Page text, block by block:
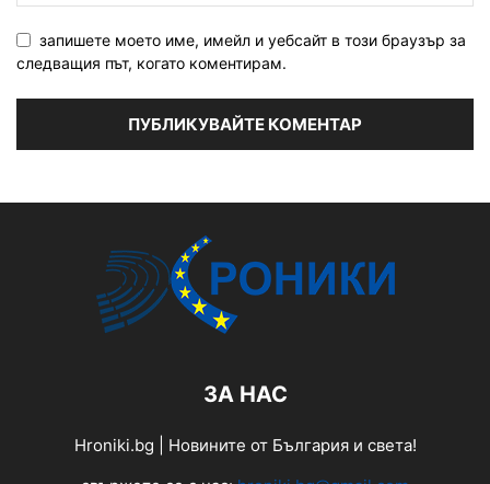
запишете моето име, имейл и уебсайт в този браузър за
следващия път, когато коментирам.
ЗА НАС
Hroniki.bg | Новините от България и света!